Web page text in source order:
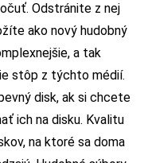
Odstránite z nej
ako nový hudobný
a tak
stôp z týchto médií.
disk, ak si chcete
ich na disku. Kvalitu
na ktoré sa doma